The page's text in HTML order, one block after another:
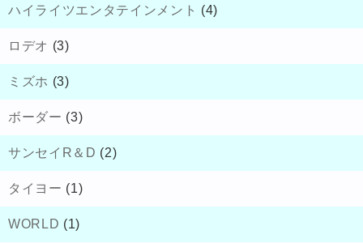
ハイライツエンタテインメント (4)
ロデオ (3)
ミズホ (3)
ボーダー (3)
サンセイR＆D (2)
タイヨー (1)
WORLD (1)